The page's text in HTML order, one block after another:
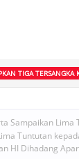
TIGA TERSANGKA
Sampaikan Lima
Tuntutan
HI Dihadang